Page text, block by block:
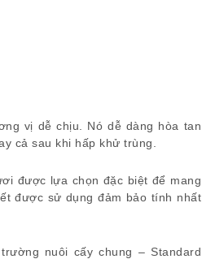
vị dễ chịu. Nó dễ dàng hòa tan
cả sau khi hấp khử trùng.
được lựa chọn đặc biệt để mang
được sử dụng đảm bảo tính nhất
nuôi cấy chung – Standard